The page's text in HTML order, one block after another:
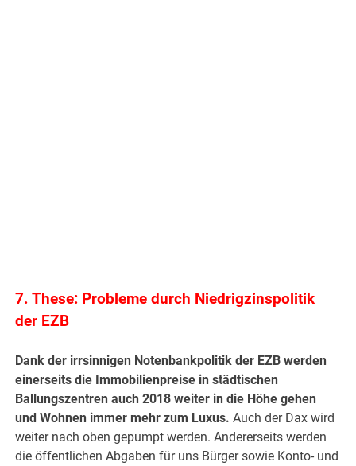
7. These: Probleme durch Niedrigzinspolitik
der EZB
Dank der irrsinnigen Notenbankpolitik der EZB werden
einerseits die Immobilienpreise in städtischen
Ballungszentren auch 2018 weiter in die Höhe gehen
und Wohnen immer mehr zum Luxus. Auch der Dax wird
weiter nach oben gepumpt werden. Andererseits werden
die öffentlichen Abgaben für uns Bürger sowie Konto- und